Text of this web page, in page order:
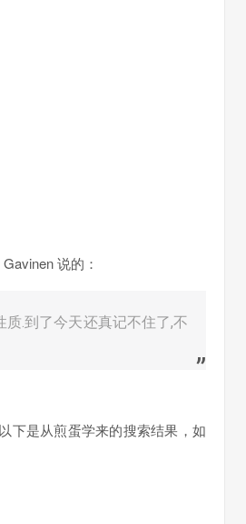
说的：
.到了今天还真记不住了,不
下是从煎蛋学来的搜索结果，如